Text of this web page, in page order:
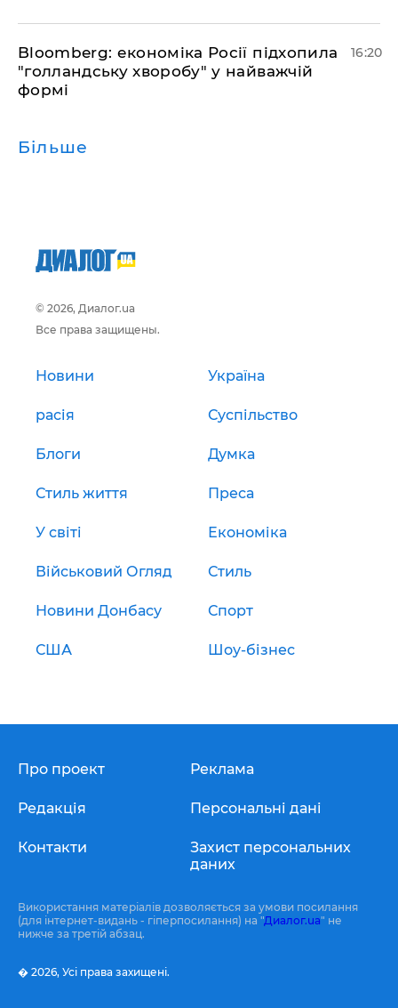
Bloomberg: економіка Росії підхопила
"голландську хворобу" у найважчій
формі
16:20
Більше
© 2026, Диалог.ua
Все права защищены.
Новини Україна
расія Суспільство
Блоги Думка
Стиль життя Преса
У світі Економіка
Військовий Огляд Стиль
Новини Донбасу Спорт
США Шоу-бізнес
Про проект
Редакція
Контакти
Реклама
Персональні дані
Захист персональних
даних
Використання матеріалів дозволяється за умови посилання
(для інтернет-видань - гіперпосилання) на "Диалог.ua" не
нижче за третій абзац.
� 2026, Усі права захищені.